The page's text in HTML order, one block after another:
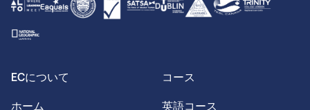
ECについて
ホーム
コース
英語コース